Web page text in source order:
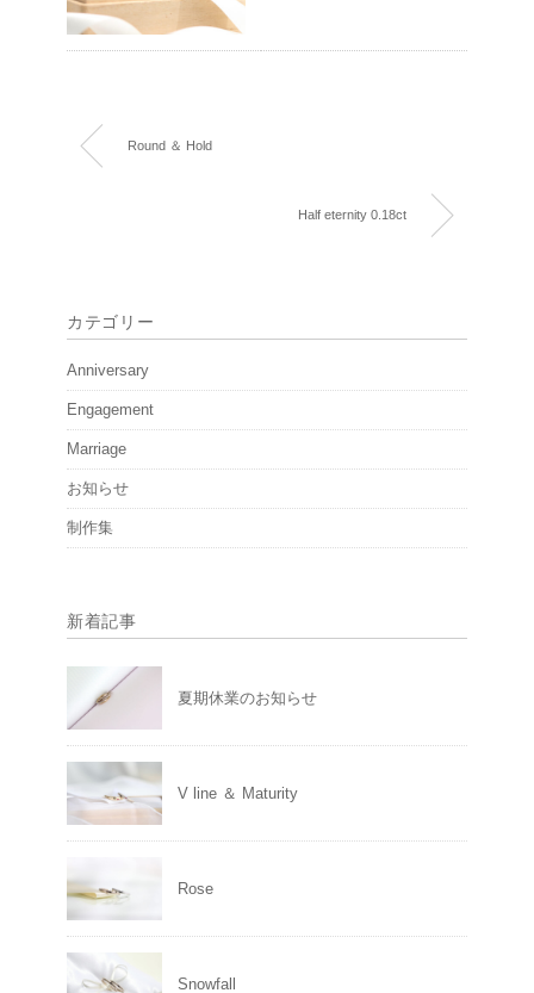
Round ＆ Hold
Half eternity 0.18ct
カテゴリー
Anniversary
Engagement
Marriage
お知らせ
制作集
新着記事
夏期休業のお知らせ
V line ＆ Maturity
Rose
Snowfall